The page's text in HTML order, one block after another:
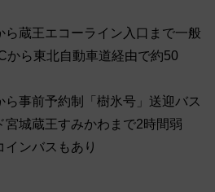
蔵王エコーライン入口まで一般
から東北自動車道経由で約50
事前予約制「樹氷号」送迎バス
宮城蔵王すみかわまで2時間弱
ンバスもあり